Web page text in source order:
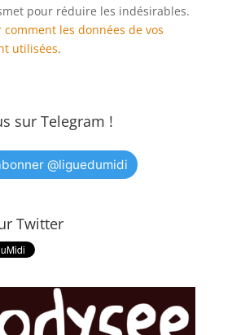
pour réduire les indésirables.
les données de vos
utilisées.
sur Telegram !
@liguedumidi
Twitter